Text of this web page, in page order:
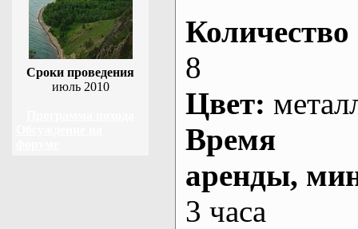
Сроки проведения
июль 2010
Количество
8
Цвет:
Время
аренды,
3 часа